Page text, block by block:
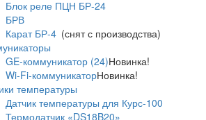
Блок реле ПЦН БР-24
БРВ
Карат БР-4 (снят с производства)
GE-коммуникатор (24)Новинка!
Wi-Fi-коммуникаторНовинка!
температуры
Датчик температуры для Курс-100
Термодатчик «DS18B20»